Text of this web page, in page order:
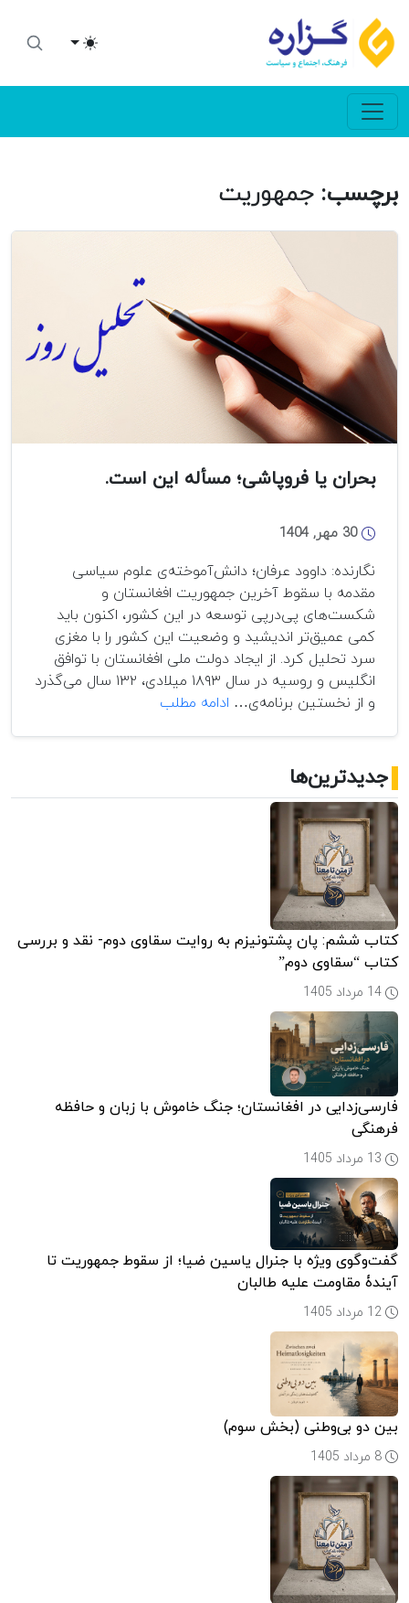
Toggle theme
برچسب:جمهوریت
بحران یا فروپاشی؛ مسأله این است.
30 مهر, 1404
نگارنده: داوود عرفان؛ دانش‌آموخته‌ی علوم سیاسی
مقدمه با سقوط آخرین جمهوریت افغانستان و
شکست‌های پی‌درپی توسعه در این کشور، اکنون باید
کمی عمیق‌تر اندیشید و وضعیت این کشور را با مغزی
سرد تحلیل کرد. از ایجاد دولت ملی افغانستان با توافق
انگلیس و روسیه در سال ۱۸۹۳ میلادی، ۱۳۲ سال می‌گذرد
و از نخستین برنامه‌ی… ادامه مطلب
جدیدترین‌ها
کتاب ششم: پان پشتونیزم به روایت سقاوی دوم- نقد و بررسی
کتاب “سقاوی دوم”
فارسی‌زدایی در افغانستان؛ جنگ خاموش با زبان و حافظه
فرهنگی
گفت‌وگوی ویژه با جنرال یاسین ضیا؛ از سقوط جمهوریت تا
آیندۀ مقاومت علیه طالبان
بین دو بی‌وطنی (بخش سوم)